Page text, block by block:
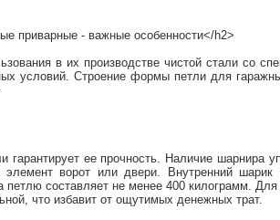
приварные - важные особенности</h2>
в их производстве чистой стали со
условий. Строение формы петли для
гарантирует ее прочность. Наличие шарнира
ворот или двери. Внутренний шарик
петлю составляет не менее 400 килограмм.
что избавит от ощутимых денежных трат.